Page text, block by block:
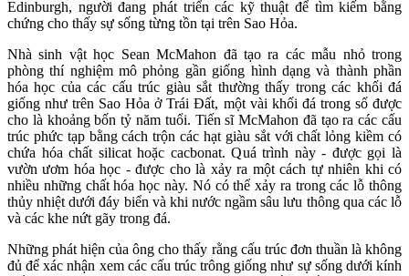
Edinburgh, người đang phát triển các kỹ thuật để tìm kiếm bằng
chứng cho thấy sự sống từng tồn tại trên Sao Hỏa.
Nhà sinh vật học Sean McMahon đã tạo ra các mẫu nhỏ trong
phòng thí nghiệm mô phỏng gần giống hình dạng và thành phần
hóa học của các cấu trúc giàu sắt thường thấy trong các khối đá
giống như trên Sao Hỏa ở Trái Đất, một vài khối đá trong số được
cho là khoảng bốn tỷ năm tuổi. Tiến sĩ McMahon đã tạo ra các cấu
trúc phức tạp bằng cách trộn các hạt giàu sắt với chất lỏng kiềm có
chứa hóa chất silicat hoặc cacbonat. Quá trình này - được gọi là
vườn ươm hóa học - được cho là xảy ra một cách tự nhiên khi có
nhiều những chất hóa học này. Nó có thể xảy ra trong các lỗ thông
thủy nhiệt dưới đáy biển và khi nước ngầm sâu lưu thông qua các lỗ
và các khe nứt gãy trong đá.
Những phát hiện của ông cho thấy rằng cấu trúc đơn thuần là không
đủ để xác nhận xem các cấu trúc trông giống như sự sống dưới kính